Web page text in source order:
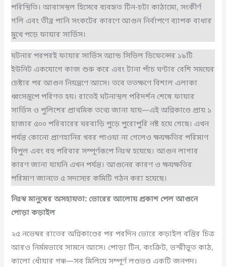
পরিস্থিতি। আবাসস্থল হিসেবে ব্যবহৃত টিন-চটা কাঠামো, সংকীর্ণ
গলি এবং তীব্র পানি সংকটের কারণে আগুন নির্বাপণে ব্যাপক বাধার
মুখে পড়ে ফায়ার সার্ভিস।
ঘটনার পরপরই ফায়ার সার্ভিস অ্যান্ড সিভিল ডিফেন্সের ১৯টি
ইউনিট একযোগে কাজ শুরু করে এবং টানা পাঁচ ঘণ্টার বেশি সময়ের
চেষ্টার পর আগুন নিয়ন্ত্রণে আসে। তবে ততক্ষণে বিশাল এলাকা
ধ্বংসস্তূপে পরিণত হয়। রাতেই ঘটনাস্থল পরিদর্শন শেষে ফায়ার
সার্ভিস ও পুলিশের প্রাথমিক তথ্যে জানা যায়—এই অগ্নিকাণ্ডে প্রায় ১
হাজার ৫০০ পরিবারের ঘরবাড়ি পুড়ে পুরোপুরি নষ্ট হয়ে গেছে। এখন
পর্যন্ত কোনো প্রাণহানির খবর পাওয়া না গেলেও ক্ষয়ক্ষতির পরিমাণ
বিপুল এবং বহু পরিবার সম্পূর্ণরূপে নিঃস্ব হয়েছে। আগুন লাগার
কারণ জানা যায়নি এখন পর্যন্ত। আগু‌নের কারণ ও ক্ষয়ক্ষতির
পরিমাণ জানতে ৫ সদস্যের ক‌মি‌টি গঠন করা হয়েছে।
নিঃস্ব মানুষের অসহায়তা: ভোরের আলোয় প্রকাশ পেল আগুনে
পোড়া কড়াইল
২৫ নভেম্বর রাতের অগ্নিকাণ্ডের পর পরদিন ভোরে কড়াইল বস্তির চিত্র
আরও নির্মমভাবে সামনে আসে। পোড়া টিন, কংক্রিট, ভস্মীভূত কাঠ,
কালো ধোঁয়ার গন্ধ—সব মিলিয়ে সম্পূর্ণ লণ্ডভণ্ড একটি জনপদ।